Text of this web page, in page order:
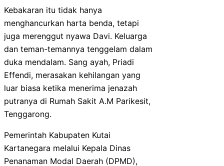
Kebakaran itu tidak hanya
menghancurkan harta benda, tetapi
juga merenggut nyawa Davi. Keluarga
dan teman-temannya tenggelam dalam
duka mendalam. Sang ayah, Priadi
Effendi, merasakan kehilangan yang
luar biasa ketika menerima jenazah
putranya di Rumah Sakit A.M Parikesit,
Tenggarong.
Pemerintah Kabupaten Kutai
Kartanegara melalui Kepala Dinas
Penanaman Modal Daerah (DPMD),